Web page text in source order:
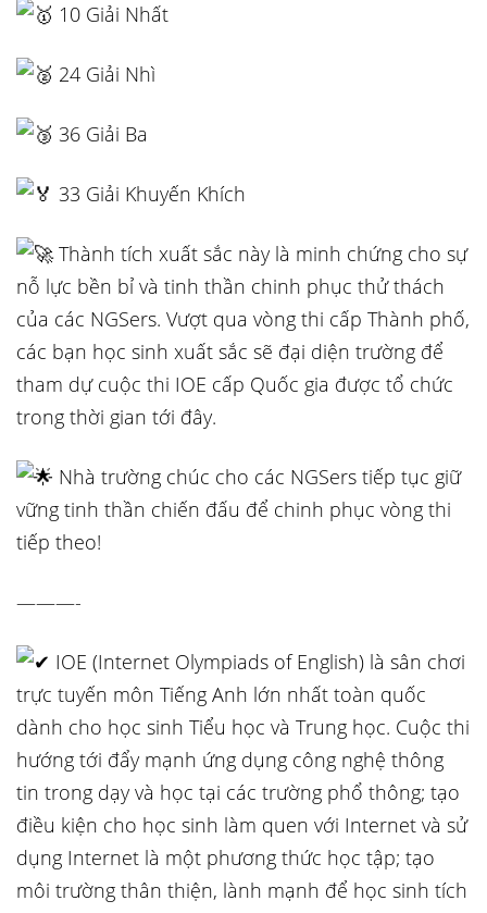
10 Giải Nhất
24 Giải Nhì
36 Giải Ba
33 Giải Khuyến Khích
Thành tích xuất sắc này là minh chứng cho sự
nỗ lực bền bỉ và tinh thần chinh phục thử thách
của các NGSers. Vượt qua vòng thi cấp Thành phố,
các bạn học sinh xuất sắc sẽ đại diện trường để
tham dự cuộc thi IOE cấp Quốc gia được tổ chức
trong thời gian tới đây.
Nhà trường chúc cho các NGSers tiếp tục giữ
vững tinh thần chiến đấu để chinh phục vòng thi
tiếp theo!
———-
IOE (Internet Olympiads of English) là sân chơi
trực tuyến môn Tiếng Anh lớn nhất toàn quốc
dành cho học sinh Tiểu học và Trung học. Cuộc thi
hướng tới đẩy mạnh ứng dụng công nghệ thông
tin trong dạy và học tại các trường phổ thông; tạo
điều kiện cho học sinh làm quen với Internet và sử
dụng Internet là một phương thức học tập; tạo
môi trường thân thiện, lành mạnh để học sinh tích